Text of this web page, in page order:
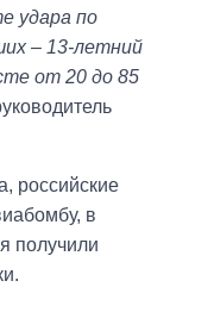
удара по
– 13-летний
от 20 до 85
российские
в
получили